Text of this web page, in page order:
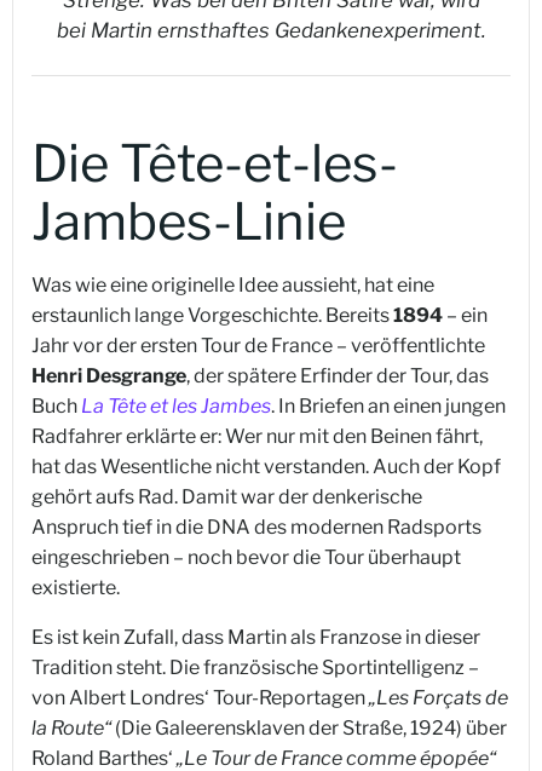
bei Martin ernsthaftes Gedankenexperiment.
Die Tête-et-les-
Jambes-Linie
Was wie eine originelle Idee aussieht, hat eine
erstaunlich lange Vorgeschichte. Bereits1894 – ein
Jahr vor der ersten Tour de France – veröffentlichte
Henri Desgrange, der spätere Erfinder der Tour, das
Buch La Tête et les Jambes. In Briefen an einen jungen
Radfahrer erklärte er: Wer nur mit den Beinen fährt,
hat das Wesentliche nicht verstanden. Auch der Kopf
gehört aufs Rad. Damit war der denkerische
Anspruch tief in die DNA des modernen Radsports
eingeschrieben – noch bevor die Tour überhaupt
existierte.
Es ist kein Zufall, dass Martin als Franzose in dieser
Tradition steht. Die französische Sportintelligenz –
von Albert Londres‘ Tour-Reportagen„Les Forçats de
la Route“(Die Galeerensklaven der Straße, 1924) über
Roland Barthes‘ „Le Tour de France comme épopée“